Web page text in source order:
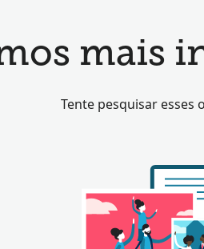
mais
Tente pesquisar esses